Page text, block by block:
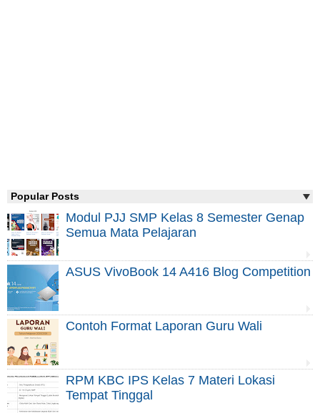
Popular Posts
Modul PJJ SMP Kelas 8 Semester Genap
Semua Mata Pelajaran
ASUS VivoBook 14 A416 Blog Competition
Contoh Format Laporan Guru Wali
RPM KBC IPS Kelas 7 Materi Lokasi
Tempat Tinggal